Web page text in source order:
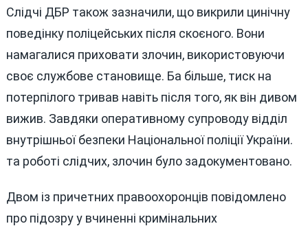
Слідчі ДБР також зазначили, що викрили цинічну
поведінку поліцейських після скоєного. Вони
намагалися приховати злочин, використовуючи
своє службове становище. Ба більше, тиск на
потерпілого тривав навіть після того, як він дивом
вижив. Завдяки оперативному супроводу відділ
внутрішньої безпеки Національної поліції України.
та роботі слідчих, злочин було задокументовано.
Двом із причетних правоохоронців повідомлено
про підозру у вчиненні кримінальних